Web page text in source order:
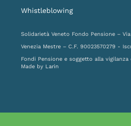
Whistleblowing
Solidarietà Veneto Fondo Pensione – Via
Venezia Mestre – C.F. 90023570279 -
Fondi Pensione e soggetto alla vigilanza
Made by Larin